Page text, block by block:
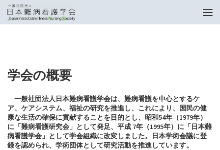
学会の概要
一般社団法人日本難病看護学会は、難病看護を中心とするケ
ア、ケアシステム、福祉の研究を推進し、これにより、国民の健
康な生活の確保に貢献することを目的とし、昭和54年（1979年）
に「難病看護研究会」として発足、平成 7年（1995年）に「日本難
病看護学会」として学会組織に改変しました。日本学術会議に登
録を認められ、学術団体として研究活動を推進しています。